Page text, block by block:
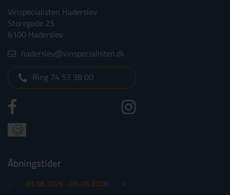
Vinspecialisten Haderslev
Storegade 25
6100 Haderslev
haderslev@vinspecialisten.dk
Ring 74 53 38 00
Åbningstider
>
03.08.2026 - 09.08.2026